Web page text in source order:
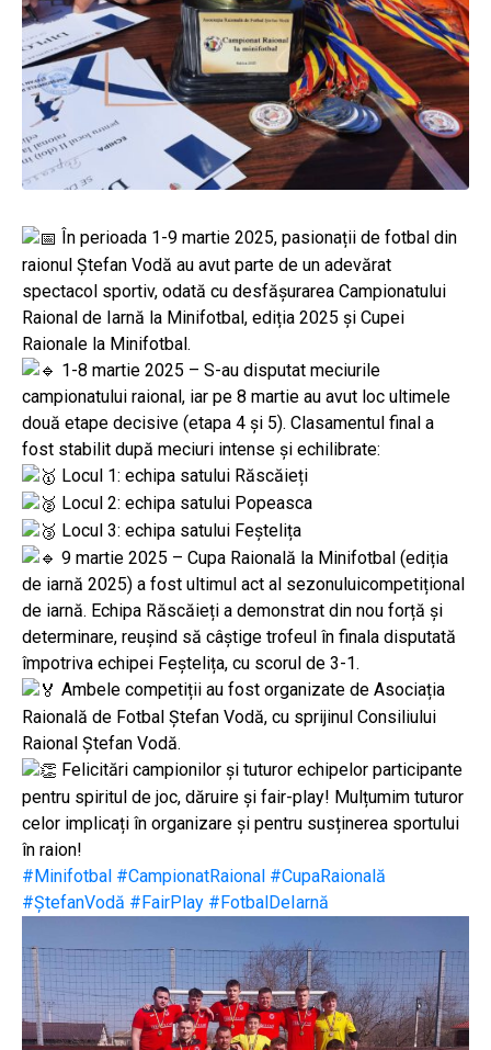
În perioada 1-9 martie 2025, pasionații de fotbal din
raionul Ștefan Vodă au avut parte de un adevărat
spectacol sportiv, odată cu desfășurarea Campionatului
Raional de Iarnă la Minifotbal, ediția 2025 și Cupei
Raionale la Minifotbal.
1-8 martie 2025 – S-au disputat meciurile
campionatului raional, iar pe 8 martie au avut loc ultimele
două etape decisive (etapa 4 și 5). Clasamentul final a
fost stabilit după meciuri intense și echilibrate:
Locul 1: echipa satului Răscăieți
Locul 2: echipa satului Popeasca
Locul 3: echipa satului Feștelița
9 martie 2025 – Cupa Raională la Minifotbal (ediția
de iarnă 2025) a fost ultimul act al sezonuluicompetițional
de iarnă. Echipa Răscăieți a demonstrat din nou forță și
determinare, reușind să câștige trofeul în finala disputată
împotriva echipei Feștelița, cu scorul de 3-1.
Ambele competiții au fost organizate de Asociația
Raională de Fotbal Ștefan Vodă, cu sprijinul Consiliului
Raional Ștefan Vodă.
Felicitări campionilor și tuturor echipelor participante
pentru spiritul de joc, dăruire și fair-play! Mulțumim tuturor
celor implicați în organizare și pentru susținerea sportului
în raion!
#Minifotbal #CampionatRaional #CupaRaională
#ȘtefanVodă #FairPlay #FotbalDeIarnă